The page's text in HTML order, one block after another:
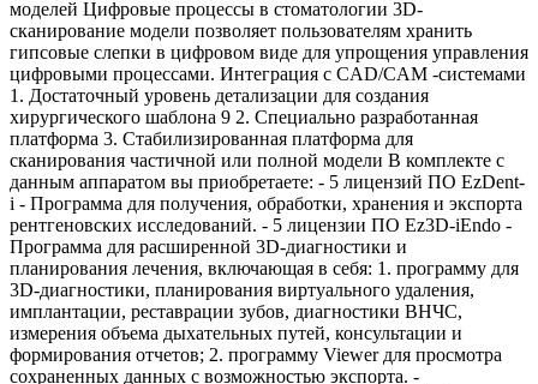
моделей Цифровые процессы в стоматологии 3D-
сканирование модели позволяет пользователям хранить
гипсовые слепки в цифровом виде для упрощения управления
цифровыми процессами. Интеграция с CAD/CAM -системами
1. Достаточный уровень детализации для создания
хирургического шаблона 9 2. Специально разработанная
платформа 3. Стабилизированная платформа для
сканирования частичной или полной модели В комплекте с
данным аппаратом вы приобретаете: - 5 лицензий ПО EzDent-
i - Программа для получения, обработки, хранения и экспорта
рентгеновских исследований. - 5 лицензии ПО Ez3D-iEndo -
Программа для расширенной 3D-диагностики и
планирования лечения, включающая в себя: 1. программу для
3D-диагностики, планирования виртуального удаления,
имплантации, реставрации зубов, диагностики ВНЧС,
измерения объема дыхательных путей, консультации и
формирования отчетов; 2. программу Viewer для просмотра
сохраненных данных с возможностью экспорта. -